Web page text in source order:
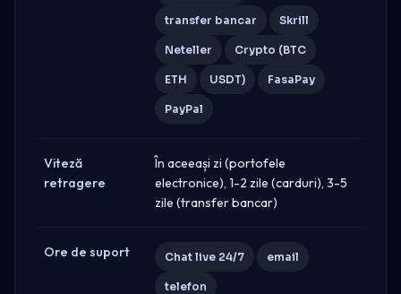
transfer bancar Skrill
Neteller Crypto (BTC
ETH USDT) FasaPay
PayPal
Viteză
retragere
În aceeași zi (portofele
electronice), 1-2 zile (carduri), 3-5
zile (transfer bancar)
Ore de suport Chat live 24/7 email
telefon